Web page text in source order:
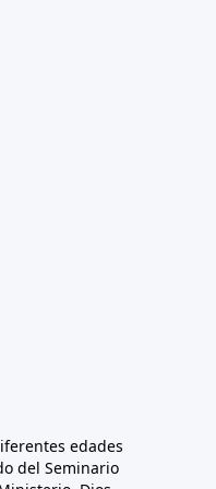
edades
del Seminario